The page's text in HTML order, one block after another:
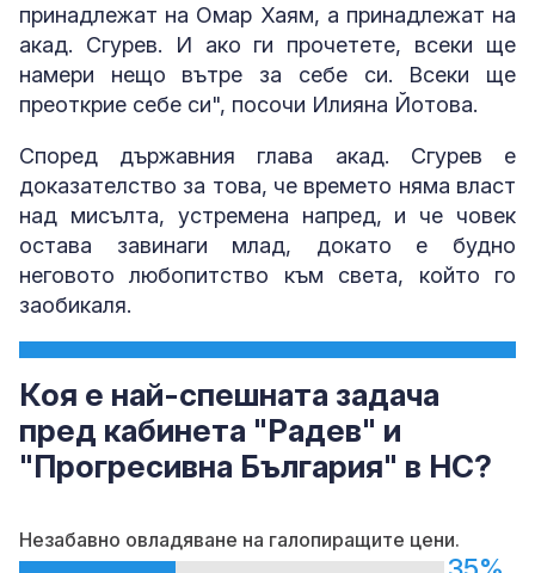
принадлежат на Омар Хаям, а принадлежат на
акад. Сгурев. И ако ги прочетете, всеки ще
намери нещо вътре за себе си. Всеки ще
преоткрие себе си", посочи Илияна Йотова.
Според държавния глава акад. Сгурев е
доказателство за това, че времето няма власт
над мисълта, устремена напред, и че човек
остава завинаги млад, докато е будно
неговото любопитство към света, който го
заобикаля.
Коя е най-спешната задача
пред кабинета "Радев" и
"Прогресивна България" в НС?
Незабавно овладяване на галопиращите цени.